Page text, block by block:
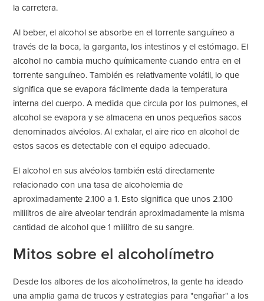
la carretera.
Al beber, el alcohol se absorbe en el torrente sanguíneo a
través de la boca, la garganta, los intestinos y el estómago. El
alcohol no cambia mucho químicamente cuando entra en el
torrente sanguíneo. También es relativamente volátil, lo que
significa que se evapora fácilmente dada la temperatura
interna del cuerpo. A medida que circula por los pulmones, el
alcohol se evapora y se almacena en unos pequeños sacos
denominados alvéolos. Al exhalar, el aire rico en alcohol de
estos sacos es detectable con el equipo adecuado.
El alcohol en sus alvéolos también está directamente
relacionado con una tasa de alcoholemia de
aproximadamente 2.100 a 1. Esto significa que unos 2.100
mililitros de aire alveolar tendrán aproximadamente la misma
cantidad de alcohol que 1 mililitro de su sangre.
Mitos sobre el alcoholímetro
Desde los albores de los alcoholímetros, la gente ha ideado
una amplia gama de trucos y estrategias para "engañar" a los